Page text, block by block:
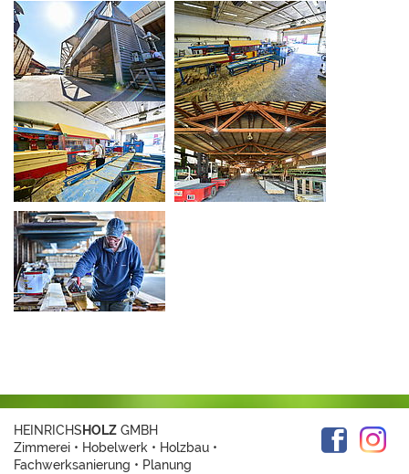
HEINRICHS HOLZ GMBH
Zimmerei • Hobelwerk • Holzbau •
Fachwerksanierung • Planung